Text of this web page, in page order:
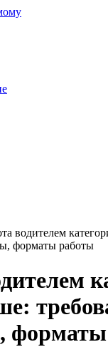
водителем
форматы работы